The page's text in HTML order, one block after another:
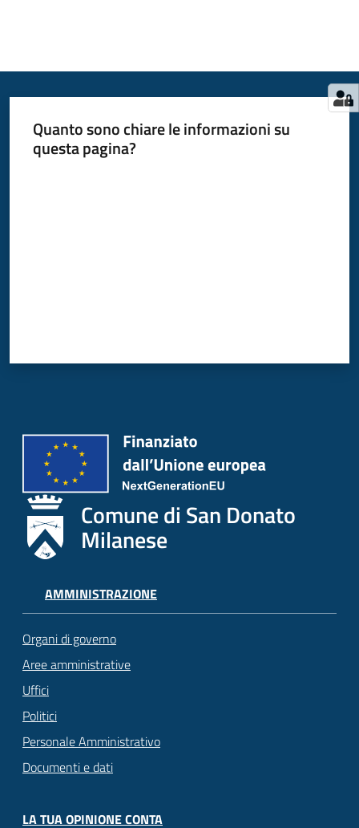
Quanto sono chiare le informazioni su
questa pagina?
Comune di San Donato
Milanese
AMMINISTRAZIONE
Organi di governo
Aree amministrative
Uffici
Politici
Personale Amministrativo
Documenti e dati
LA TUA OPINIONE CONTA